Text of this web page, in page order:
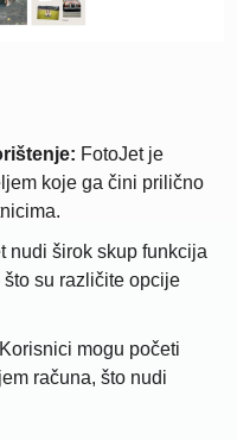
FotoJet je
koje ga čini prilično
nudi širok skup funkcija
su različite opcije
Korisnici mogu početi
računa, što nudi